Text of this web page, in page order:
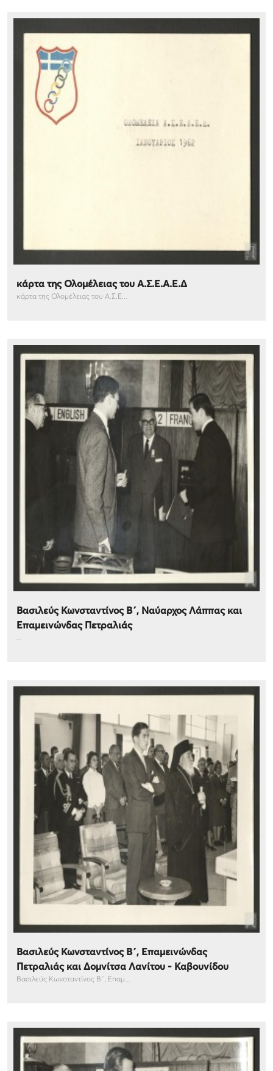
κάρτα της Ολομέλειας του Α.Σ.Ε.Α.Ε.Δ
κάρτα της Ολομέλειας του Α.Σ.Ε...
Βασιλεύς Κωνσταντίνος Β΄, Ναύαρχος Λάππας και
Επαμεινώνδας Πετραλιάς
...
Βασιλεύς Κωνσταντίνος Β΄, Επαμεινώνδας
Πετραλιάς και Δομνίτσα Λανίτου - Καβουνίδου
Βασιλεύς Κωνσταντίνος Β΄, Επαμ...